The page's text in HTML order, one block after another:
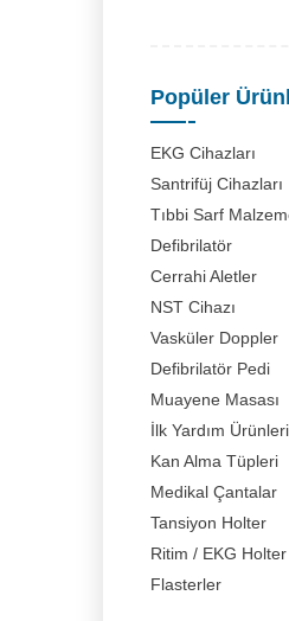
Popüler
EKG Cihazları
Santrifüj Cihazları
Tıbbi Sarf
Defibrilatör
Cerrahi Aletler
NST Cihazı
Vasküler Doppler
Defibrilatör Pedi
Muayene Masası
İlk Yardım Ürünleri
Kan Alma Tüpleri
Medikal Çantalar
Tansiyon Holter
Ritim / EKG Holter
Flasterler